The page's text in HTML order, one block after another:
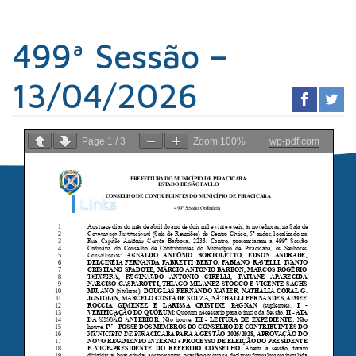
499ª Sessão –
13/04/2026
Page 1 / 3 Zoom 100% wp-pdf.com
Links
Sindicato dos
Contabilistas
Prefeitura de
Piracicaba
Portal da
Transparência